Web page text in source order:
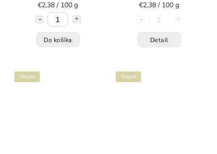
€2,38 / 100 g
Do košíka
€2,38 / 100 g
Detail
Vegan Vegan